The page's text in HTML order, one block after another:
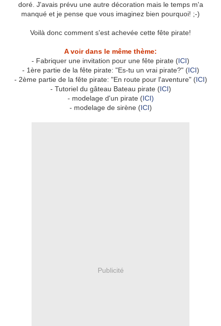
doré. J'avais prévu une autre décoration mais le temps m'a
manqué et je pense que vous imaginez bien pourquoi! ;-)
Voilà donc comment s'est achevée cette fête pirate!
A voir dans le même thème:
- Fabriquer une invitation pour une fête pirate (ICI)
- 1ère partie de la fête pirate: "Es-tu un vrai pirate?" (ICI)
- 2ème partie de la fête pirate: "En route pour l'aventure" (ICI)
- Tutoriel du gâteau Bateau pirate (ICI)
- modelage d'un pirate (ICI)
- modelage de sirène (ICI)
Publicité